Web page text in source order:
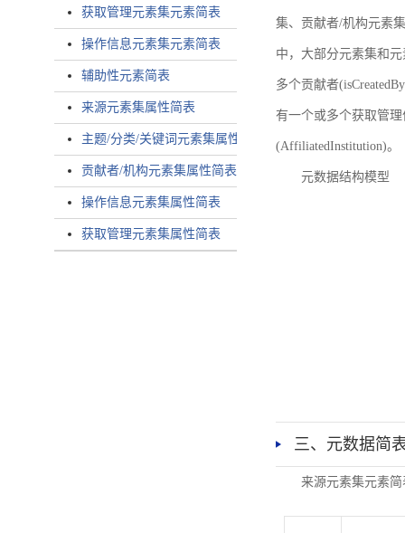
获取管理元素集元素简表
操作信息元素集元素简表
辅助性元素简表
来源元素集属性简表
主题/分类/关键词元素集属性简表
贡献者/机构元素集属性简表
操作信息元素集属性简表
获取管理元素集属性简表
集、贡献者/机构元素
中，大部分元素集和
多个贡献者
有一个或多个获取管理
(AffiliatedInstitution)。
元数据结构模型
三、元数据简
来源元素集元素简